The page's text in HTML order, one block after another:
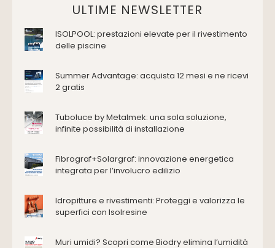
Domotica Ed Impianti Elettrici
Edilizia
Antincendio e sicurezza
Attrezzature manuali
Cappe d'aspirazione
Consolidamento
Deumidificazione
Energie rinnovabili
Ferramenta e fissaggi
Impianti idrici e depurazione
ULTIME NEWSLETTER
ISOLPOOL: prestazioni elevate per il rivestimento
delle piscine
Summer Advantage: acquista 12 mesi e ne ricevi
2 gratis
Tuboluce by Metalmek: una sola soluzione,
infinite possibilità di installazione
Fibrograf+Solargraf: innovazione energetica
integrata per l’involucro edilizio
Idropitture e rivestimenti: Proteggi e valorizza le
superfici con Isolresine
Muri umidi? Scopri come Biodry elimina l’umidità